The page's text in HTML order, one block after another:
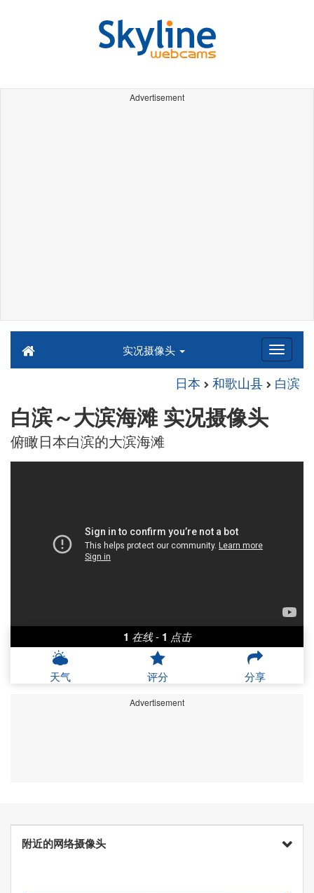
Advertisement
实况摄像头
日本 和歌山县 白滨
白滨～大滨海滩 实况摄像头
俯瞰日本白滨的大滨海滩
1 在线 - 1 点击
天气 评分 分享
Advertisement
附近的网络摄像头